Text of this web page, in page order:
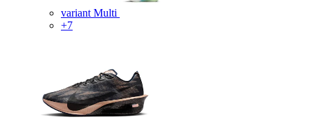
variant Multi
+7